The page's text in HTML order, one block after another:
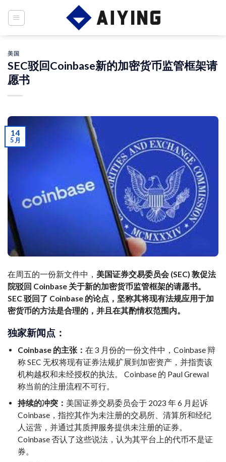
美国
SEC驳回Coinbase新的加密货币监管框架请
愿书
14
5 月
在周五的一份新文件中， 美国证券交易委员会 (SEC) 敦促法
院驳回 Coinbase 关于新的加密货币监管框架的请愿书。
SEC 驳回了 Coinbase 的论点，坚称其将现有法规应用于加
密货币的方法是合理的，并且在其酌情权范围内。
独家新闻点：
Coinbase 的主张：在 3 月份的一份文件中，Coinbase 辩
称 SEC 无权将现有证券法规扩展到加密资产，并指责该
机构越权和未经授权的执法。 Coinbase 的 Paul Grewal
称当前的注册流程不可行。
持续的冲突： 美国证券交易委员会于 2023 年 6 月起诉
Coinbase，指控其作为未注册的交易所、清算所和经纪
人运营，并通过其质押服务提供未注册的证券。
Coinbase 否认了这些说法，认为其平台上的代币不是证
券。